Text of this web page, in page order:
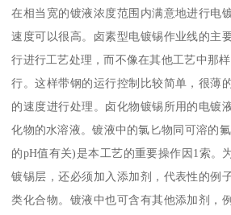
在相当宽的镀液浓度范围内满意地进行电
速度可以很高。卤素型电镀锡作业线的主
行进行工艺处理，而不像在其他工艺中那
行。这样带钢的运行控制比较简单，很薄
的速度进行处理。卤化物镀锡所用的电镀
化物的水溶液。镀液中的氯匕物同可溶的
的pH值有关)是本工艺的重要操作因1索。
镀锡层，还必须加入添加剂，代表性的例
类化合物。镀液中也可含有其他添加剂，